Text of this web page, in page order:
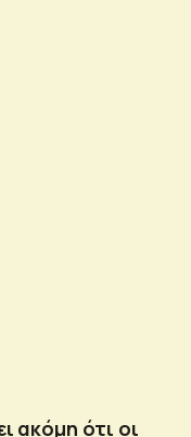
ακόμη ότι οι